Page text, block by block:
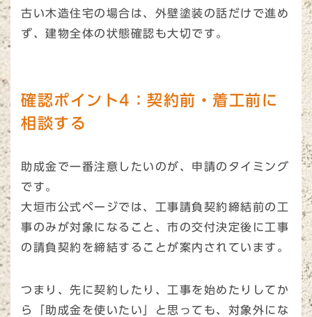
古い木造住宅の場合は、外壁塗装の話だけで進め
ず、建物全体の状態確認も大切です。
確認ポイント4：契約前・着工前に
相談する
助成金で一番注意したいのが、申請のタイミング
です。
大垣市公式ページでは、工事請負契約締結前の工
事のみが対象になること、市の交付決定後に工事
の請負契約を締結することが案内されています。
つまり、先に契約したり、工事を始めたりしてか
ら「助成金を使いたい」と思っても、対象外にな